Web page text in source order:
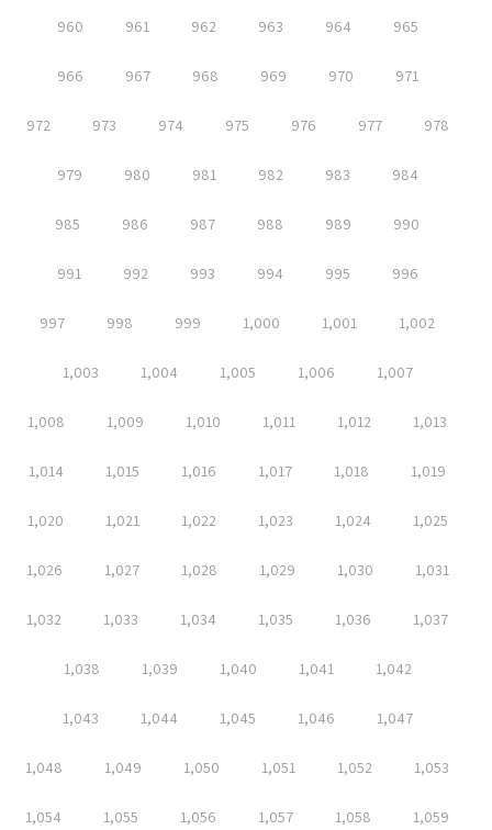
960 961 962 963 964 965
966 967 968 969 970 971
972 973 974 975 976 977 978
979 980 981 982 983 984
985 986 987 988 989 990
991 992 993 994 995 996
997 998 999 1,000 1,001 1,002
1,003 1,004 1,005 1,006 1,007
1,008 1,009 1,010 1,011 1,012 1,013
1,014 1,015 1,016 1,017 1,018 1,019
1,020 1,021 1,022 1,023 1,024 1,025
1,026 1,027 1,028 1,029 1,030 1,031
1,032 1,033 1,034 1,035 1,036 1,037
1,038 1,039 1,040 1,041 1,042
1,043 1,044 1,045 1,046 1,047
1,048 1,049 1,050 1,051 1,052 1,053
1,054 1,055 1,056 1,057 1,058 1,059